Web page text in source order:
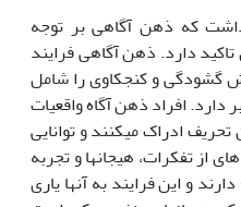
داشت که ذهن آگاهی بر توجه
دارد. ذهن آگاهی فرایند
گشودگی و کنجکاوی را شامل
دارد. افراد ذهن آگاه واقعیات
تحریف ادراک می­کنند و توانایی
از تفکرات، هیجانها و تجربه
و این فرایند به آنها یاری